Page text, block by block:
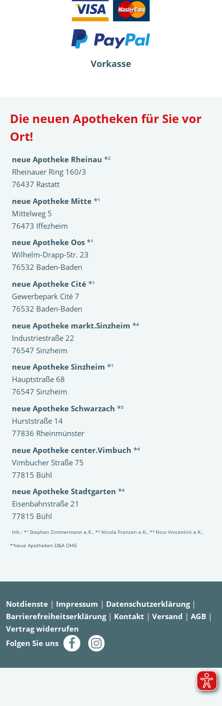
Vorkasse
Die neuen Apotheken für Sie vor
Ort!
neue Apotheke Rheinau *²
Rheinauer Ring 160/3
76437 Rastatt
neue Apotheke Mitte *¹
Mittelweg 5
76473 Iffezheim
neue Apotheke Oos *¹
Wilhelm-Drapp-Str. 23
76532 Baden-Baden
neue Apotheke Cité *¹
Gewerbepark Cité 7
76532 Baden-Baden
neue Apotheke markt.Sinzheim *⁴
Industriestraße 22
76547 Sinzheim
neue Apotheke Sinzheim *¹
Hauptstraße 68
76547 Sinzheim
neue Apotheke Schwarzach *³
Hurststraße 14
77836 Rheinmünster
neue Apotheke center.Vimbuch *⁴
Vimbucher Straße 75
77815 Bühl
neue Apotheke Stadtgarten *⁴
Eisenbahnstraße 21
77815 Bühl
Inh.: *¹ Stephan Zimmermann e.K., *² Nicola Franzen e.K., *³ Nico Vincentini e.K.,
*⁴neue Apotheken D&A OHG
Notdienste | Impressum | Datenschutzerklärung|
Barrierefreiheitserklärung| Kontakt | Versand | AGB |
Vertrag widerrufen
Folgen Sie uns